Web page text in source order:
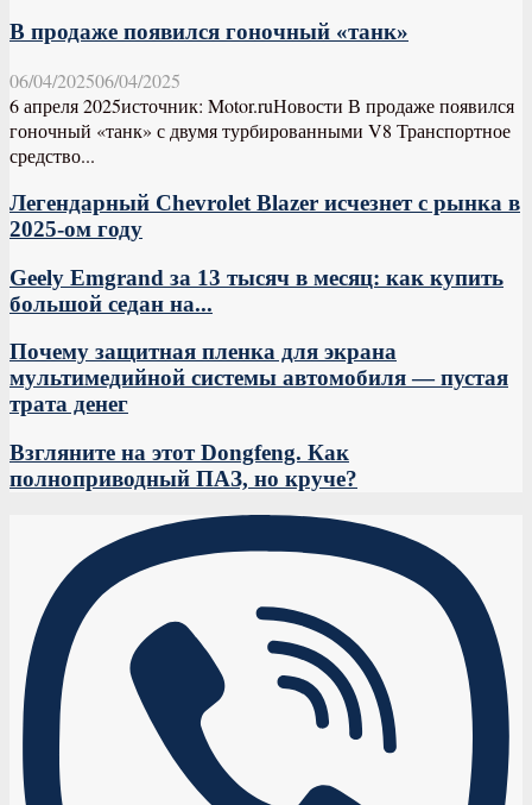
В продаже появился гоночный «танк»
06/04/202506/04/2025
6 апреля 2025источник: Motor.ruНовости В продаже появился
гоночный «танк» с двумя турбированными V8 Транспортное
средство...
Легендарный Chevrolet Blazer исчезнет с рынка в
2025-ом году
Geely Emgrand за 13 тысяч в месяц: как купить
большой седан на...
Почему защитная пленка для экрана
мультимедийной системы автомобиля — пустая
трата денег
Взгляните на этот Dongfeng. Как
полноприводный ПАЗ, но круче?